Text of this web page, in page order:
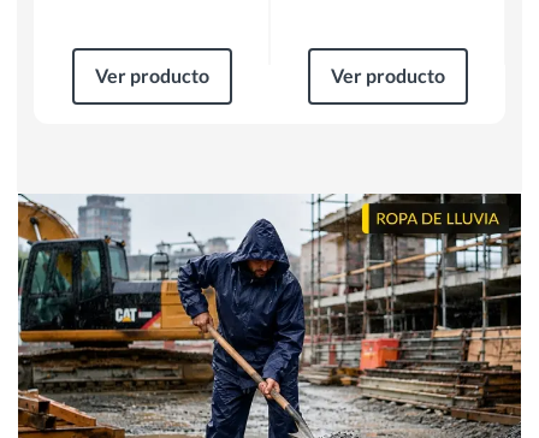
Ver producto Ver producto